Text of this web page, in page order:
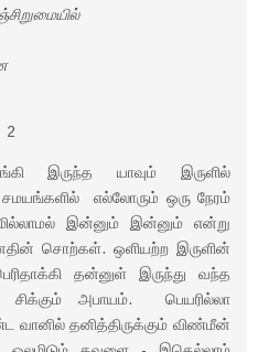
2
இருந்த யாவும் இருளில்
எல்லோரும் ஒரு நேரம்
இன்னும் இன்னும் என்று
சொற்கள். ஒளியற்ற இருளின்
தன்னுள் இருந்து வந்த
அபாயம். பெயரில்லா
வானில் தனித்திருக்கும் விண்மீன்